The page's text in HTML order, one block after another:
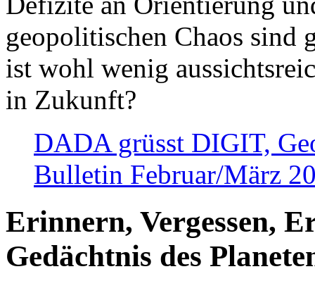
geopolitischen Chaos sind
ist wohl wenig
in Zukunft?
DADA grüsst DIGIT,
Bulletin Februar/März
Erinnern, Vergessen,
Gedächtnis des